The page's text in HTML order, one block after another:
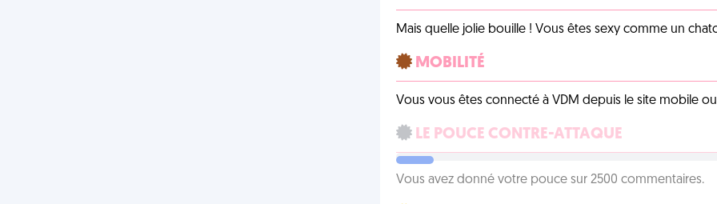
Mais quelle jolie bouille ! Vous êtes sexy comme un
MOBILITÉ
Vous vous êtes connecté à VDM depuis le site mobile
LE POUCE CONTRE-ATTAQUE
Vous avez donné votre pouce sur 2500 commentaires.